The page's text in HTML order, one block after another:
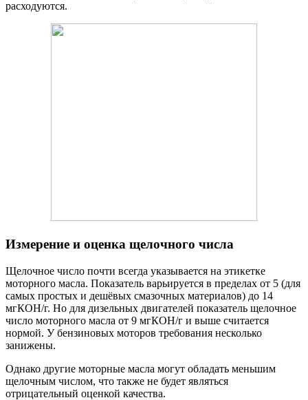
расходуются.
Измерение и оценка щелочного числа
Щелочное число почти всегда указывается на этикетке
моторного масла. Показатель варьируется в пределах от 5 (для
самых простых и дешёвых смазочных материалов) до 14
мгКОН/г. Но для дизельных двигателей показатель щелочное
число моторного масла от 9 мгКОН/г и выше считается
нормой. У бензиновых моторов требования несколько
занижены.
Однако другие моторные масла могут обладать меньшим
щелочным числом, что также не будет являться
отрицательный оценкой качества.